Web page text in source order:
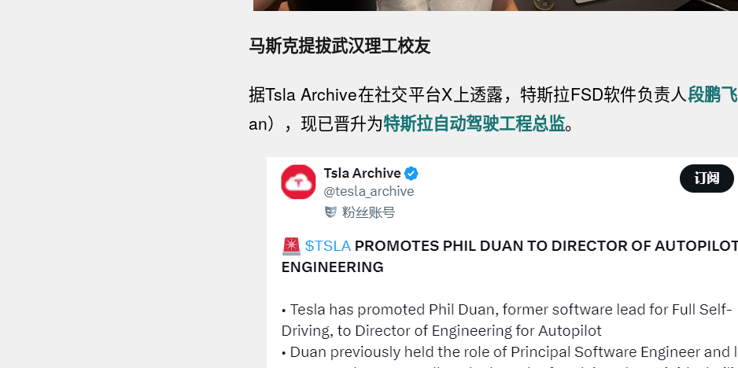
马斯克提拔武汉理工校友
据Tsla Archive在社交平台X上透露，特斯拉FSD软件负责人段鹏飞
an），现已晋升为特斯拉自动驾驶工程总监。